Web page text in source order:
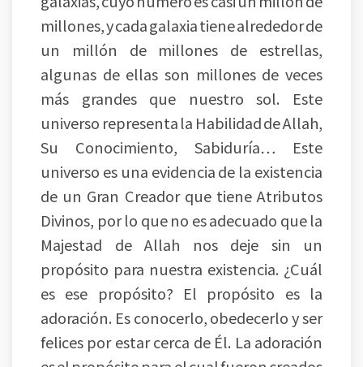
millones, y cada galaxia tiene alrededor de
un millón de millones de estrellas,
algunas de ellas son millones de veces
más grandes que nuestro sol. Este
universo representa la Habilidad de Allah,
Su Conocimiento, Sabiduría… Este
universo es una evidencia de la existencia
de un Gran Creador que tiene Atributos
Divinos, por lo que no es adecuado que la
Majestad de Allah nos deje sin un
propósito para nuestra existencia. ¿Cuál
es ese propósito? El propósito es la
adoración. Es conocerlo, obedecerlo y ser
felices por estar cerca de Él. La adoración